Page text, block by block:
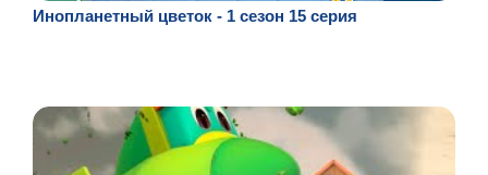
Инопланетный цветок - 1 сезон 15 серия